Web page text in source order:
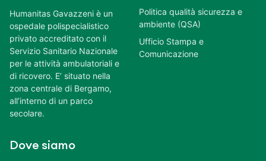
Humanitas Gavazzeni è un
ospedale polispecialistico
privato accreditato con il
Servizio Sanitario Nazionale
per le attività ambulatoriali e
di ricovero. E’ situato nella
zona centrale di Bergamo,
all’interno di un parco
secolare.
Dove siamo
Politica qualità sicurezza e
ambiente (QSA)
Ufficio Stampa e
Comunicazione